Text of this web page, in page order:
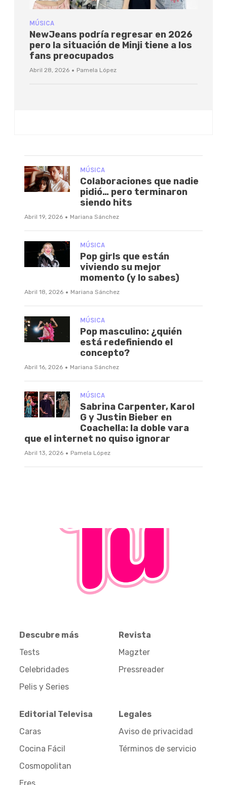
MÚSICA
NewJeans podría regresar en 2026
pero la situación de Minji tiene a los
fans preocupados
Abril 28, 2026 · Pamela López
MÚSICA
Colaboraciones que nadie
pidió… pero terminaron
siendo hits
Abril 19, 2026 · Mariana Sánchez
MÚSICA
Pop girls que están
viviendo su mejor
momento (y lo sabes)
Abril 18, 2026 · Mariana Sánchez
MÚSICA
Pop masculino: ¿quién
está redefiniendo el
concepto?
Abril 16, 2026 · Mariana Sánchez
MÚSICA
Sabrina Carpenter, Karol
G y Justin Bieber en
Coachella: la doble vara
que el internet no quiso ignorar
Abril 13, 2026 · Pamela López
Descubre más
Tests
Celebridades
Pelis y Series
Revista
Magzter
Pressreader
Editorial Televisa
Caras
Cocina Fácil
Cosmopolitan
Legales
Aviso de privacidad
Términos de servicio